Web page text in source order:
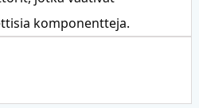
komponentteja.